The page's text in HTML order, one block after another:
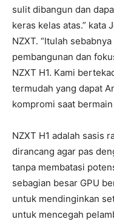
sulit dibangun dan
keras kelas atas.” kata
NZXT. “Itulah
pembangunan dan
NZXT H1. Kami
termudah yang dapat
kompromi saat bermain
NZXT H1 adalah sasis
dirancang agar pas
tanpa membatasi
sebagian besar GPU
untuk mendinginkan
untuk mencegah